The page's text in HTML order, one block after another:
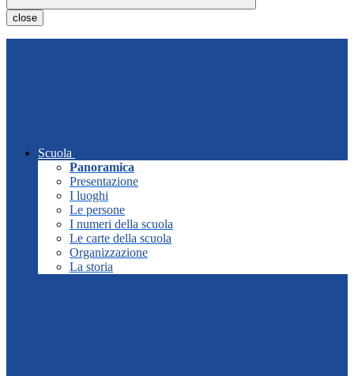
close
Scuola
Panoramica
Presentazione
I luoghi
Le persone
I numeri della scuola
Le carte della scuola
Organizzazione
La storia